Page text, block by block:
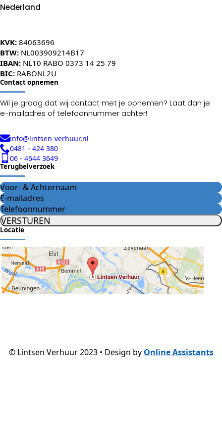
Nederland
KVK: 84063696
BTW: NL003909214B17
IBAN: NL10 RABO 0373 14 25 79
BIC: RABONL2U
Contact opnemen
Wil je graag dat wij contact met je opnemen? Laat dan je
e-mailadres of telefoonnummer achter!
info@lintsen-verhuur.nl
0481 - 424 380
06 - 4644 3649
Terugbelverzoek
VERSTUREN
Locatie
© Lintsen Verhuur 2023 • Design by Online Assistants